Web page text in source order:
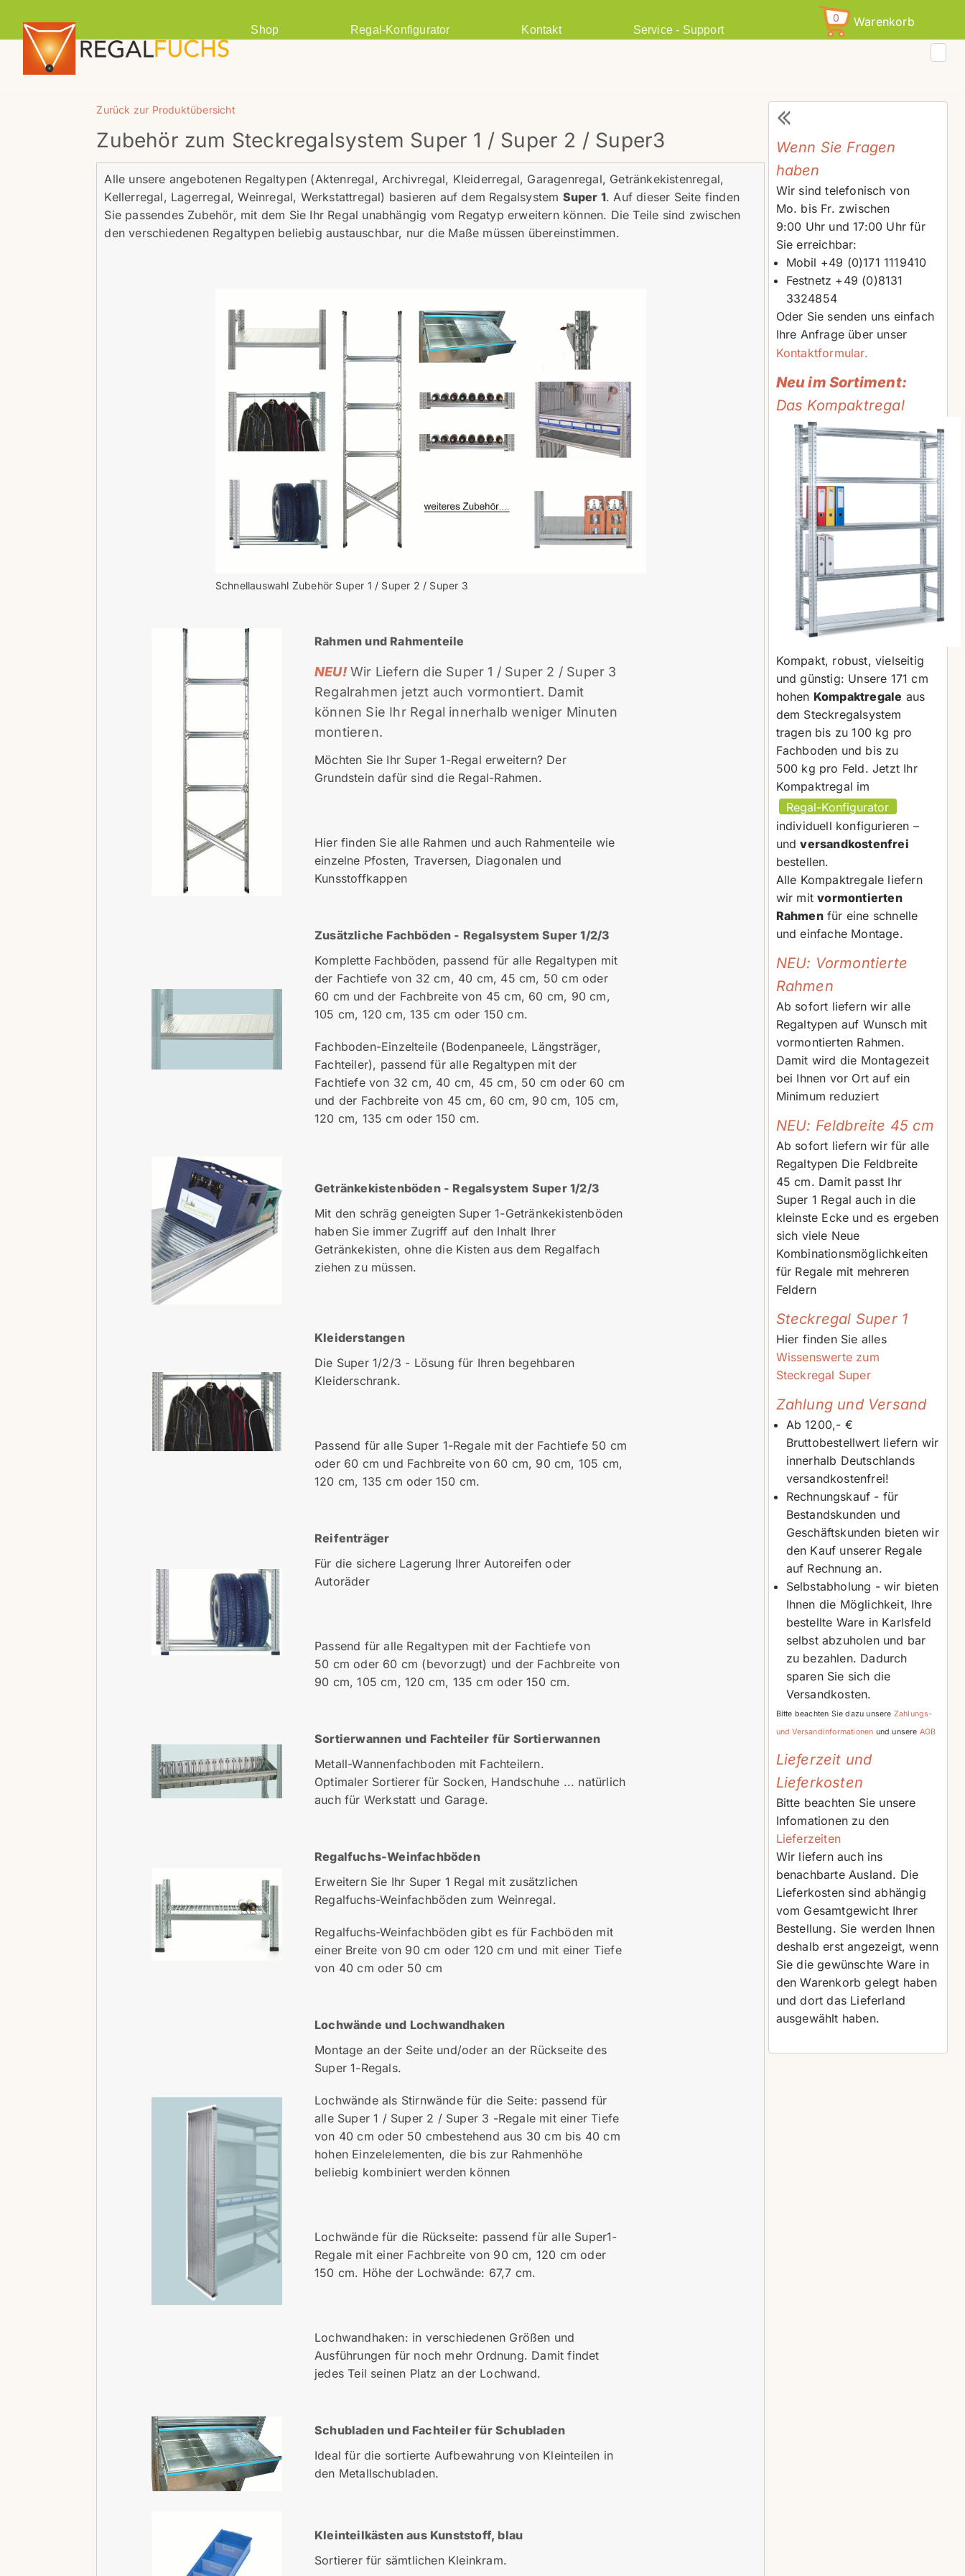
Shop Regal-Konfigurator Kontakt Service - Support
Zurück zur Produktübersicht
Zubehör zum Steckregalsystem Super 1 / Super 2 / Super3
Alle unsere angebotenen Regaltypen (Aktenregal, Archivregal, Kleiderregal, Garagenregal, Getränkekistenregal,
Kellerregal, Lagerregal, Weinregal, Werkstattregal) basieren auf dem Regalsystem Super 1. Auf dieser Seite finden
Sie passendes Zubehör, mit dem Sie Ihr Regal unabhängig vom Regatyp erweitern können. Die Teile sind zwischen
den verschiedenen Regaltypen beliebig austauschbar, nur die Maße müssen übereinstimmen.
Schnellauswahl Zubehör Super 1 / Super 2 / Super 3
Rahmen und Rahmenteile
NEU!Wir Liefern die Super 1 / Super 2 / Super 3
Regalrahmen jetzt auch vormontiert. Damit
können Sie Ihr Regal innerhalb weniger Minuten
montieren.
Möchten Sie Ihr Super 1-Regal erweitern? Der
Grundstein dafür sind die Regal-Rahmen.
Hier finden Sie alle Rahmen und auch Rahmenteile wie
einzelne Pfosten, Traversen, Diagonalen und
Kunsstoffkappen
Zusätzliche Fachböden - Regalsystem Super 1/2/3
Komplette Fachböden, passend für alle Regaltypen mit
der Fachtiefe von 32 cm, 40 cm, 45 cm, 50 cm oder
60 cm und der Fachbreite von 45 cm, 60 cm, 90 cm,
105 cm, 120 cm, 135 cm oder 150 cm.
Fachboden-Einzelteile (Bodenpaneele, Längsträger,
Fachteiler), passend für alle Regaltypen mit der
Fachtiefe von 32 cm, 40 cm, 45 cm, 50 cm oder 60 cm
und der Fachbreite von 45 cm, 60 cm, 90 cm, 105 cm,
120 cm, 135 cm oder 150 cm.
Getränkekistenböden - Regalsystem Super 1/2/3
Mit den schräg geneigten Super 1-Getränkekistenböden
haben Sie immer Zugriff auf den Inhalt Ihrer
Getränkekisten, ohne die Kisten aus dem Regalfach
ziehen zu müssen.
Kleiderstangen
Die Super 1/2/3 - Lösung für Ihren begehbaren
Kleiderschrank.
Passend für alle Super 1-Regale mit der Fachtiefe 50 cm
oder 60 cm und Fachbreite von 60 cm, 90 cm, 105 cm,
120 cm, 135 cm oder 150 cm.
Reifenträger
Für die sichere Lagerung Ihrer Autoreifen oder
Autoräder
Passend für alle Regaltypen mit der Fachtiefe von
50 cm oder 60 cm (bevorzugt) und der Fachbreite von
90 cm, 105 cm, 120 cm, 135 cm oder 150 cm.
Sortierwannen und Fachteiler für Sortierwannen
Metall-Wannenfachboden mit Fachteilern.
Optimaler Sortierer für Socken, Handschuhe ... natürlich
auch für Werkstatt und Garage.
Regalfuchs-Weinfachböden
Erweitern Sie Ihr Super 1 Regal mit zusätzlichen
Regalfuchs-Weinfachböden zum Weinregal.
Regalfuchs-Weinfachböden gibt es für Fachböden mit
einer Breite von 90 cm oder 120 cm und mit einer Tiefe
von 40 cm oder 50 cm
Lochwände und Lochwandhaken
Montage an der Seite und/oder an der Rückseite des
Super 1-Regals.
Lochwände als Stirnwände für die Seite: passend für
alle Super 1 / Super 2 / Super 3 -Regale mit einer Tiefe
von 40 cm oder 50 cmbestehend aus 30 cm bis 40 cm
hohen Einzelelementen, die bis zur Rahmenhöhe
beliebig kombiniert werden können
Lochwände für die Rückseite: passend für alle Super1-
Regale mit einer Fachbreite von 90 cm, 120 cm oder
150 cm. Höhe der Lochwände: 67,7 cm.
Lochwandhaken: in verschiedenen Größen und
Ausführungen für noch mehr Ordnung. Damit findet
jedes Teil seinen Platz an der Lochwand.
Schubladen und Fachteiler für Schubladen
Ideal für die sortierte Aufbewahrung von Kleinteilen in
den Metallschubladen.
Kleinteilkästen aus Kunststoff, blau
Sortierer für sämtlichen Kleinkram.
Wenn Sie Fragen
haben
Wir sind telefonisch von
Mo. bis Fr. zwischen
9:00 Uhr und 17:00 Uhr für
Sie erreichbar:
Mobil +49 (0)171 1119410
Festnetz +49 (0)8131
3324854
Oder Sie senden uns einfach
Ihre Anfrage über unser
Kontaktformular.
Neu im Sortiment:
Das Kompaktregal
Kompakt, robust, vielseitig
und günstig: Unsere 171 cm
hohen Kompaktregale aus
dem Steckregalsystem
tragen bis zu 100 kg pro
Fachboden und bis zu
500 kg pro Feld. Jetzt Ihr
Kompaktregal im
individuell konfigurieren –
undversandkostenfrei
bestellen.
Alle Kompaktregale liefern
wir mitvormontierten
Rahmenfür eine schnelle
und einfache Montage.
NEU: Vormontierte
Rahmen
Ab sofort liefern wir alle
Regaltypen auf Wunsch mit
vormontierten Rahmen.
Damit wird die Montagezeit
bei Ihnen vor Ort auf ein
Minimum reduziert
NEU: Feldbreite 45 cm
Ab sofort liefern wir für alle
Regaltypen Die Feldbreite
45 cm. Damit passt Ihr
Super 1 Regal auch in die
kleinste Ecke und es ergeben
sich viele Neue
Kombinationsmöglichkeiten
für Regale mit mehreren
Feldern
Steckregal Super 1
Hier finden Sie alles
Wissenswerte zum
Steckregal Super
Zahlung und Versand
Ab 1200,- €
Bruttobestellwert liefern wir
innerhalb Deutschlands
versandkostenfrei!
Rechnungskauf - für
Bestandskunden und
Geschäftskunden bieten wir
den Kauf unserer Regale
auf Rechnung an.
Selbstabholung - wir bieten
Ihnen die Möglichkeit, Ihre
bestellte Ware in Karlsfeld
selbst abzuholen und bar
zu bezahlen. Dadurch
sparen Sie sich die
Versandkosten.
Bitte beachten Sie dazu unsere Zahlungs-
und Versandinformationen und unsere AGB
Lieferzeit und
Lieferkosten
Bitte beachten Sie unsere
Infomationen zu den
Lieferzeiten
Wir liefern auch ins
benachbarte Ausland. Die
Lieferkosten sind abhängig
vom Gesamtgewicht Ihrer
Bestellung. Sie werden Ihnen
deshalb erst angezeigt, wenn
Sie die gewünschte Ware in
den Warenkorb gelegt haben
und dort das Lieferland
ausgewählt haben.
0 Warenkorb